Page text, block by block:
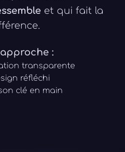
et qui fait la
approche :
transparente
réfléchi
clé en main